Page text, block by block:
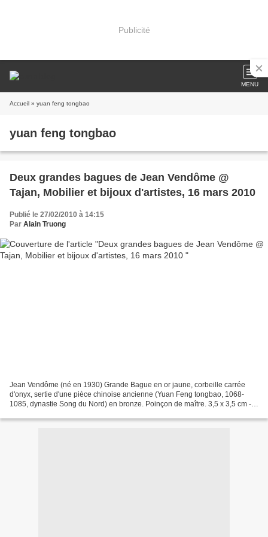
Publicité
MENU
Accueil » yuan feng tongbao
yuan feng tongbao
Deux grandes bagues de Jean Vendôme @
Tajan, Mobilier et bijoux d'artistes, 16 mars 2010
Publié le 27/02/2010 à 14:15
Par Alain Truong
Jean Vendôme (né en 1930) Grande Bague en or jaune, corbeille carrée
d'onyx, sertie d'une pièce chinoise ancienne (Yuan Feng tongbao, 1068-
1085, dynastie Song du Nord) en bronze. Poinçon de maître. 3,5 x 3,5 cm -